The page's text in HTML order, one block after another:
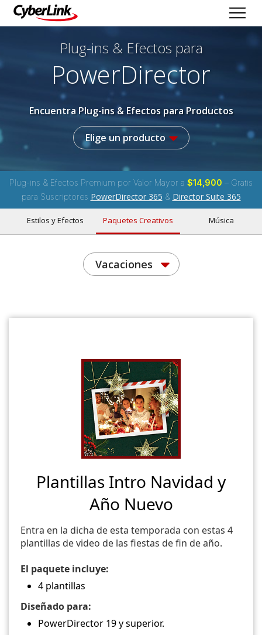
Plug-ins & Efectos para
PowerDirector
Encuentra Plug-ins & Efectos para Productos
Elige un producto
Plug-ins & Efectos Premium por Valor Mayor a $14,900 – Gratis
para Suscriptores PowerDirector 365 & Director Suite 365
Estilos y Efectos Paquetes Creativos Música
Vacaciones
Plantillas Intro Navidad y
Año Nuevo
Entra en la dicha de esta temporada con estas 4
plantillas de video de las fiestas de fin de año.
El paquete incluye:
4 plantillas
Diseñado para:
PowerDirector 19 y superior.